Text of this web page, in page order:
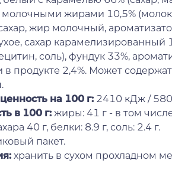
молочными жирами 10,5%
жир молочный,
сахар карамелизированный
соль), фундук 33%,
в продукте 2,4%. Может
на 100 г: 2410 кДж / 580
в 100 г: жиры: 41 г - в том
40 г, белки: 8.9 г, соль: 2.4 г.
пакет.
хранить в сухом прохладном